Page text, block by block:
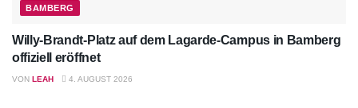
BAMBERG
Willy-Brandt-Platz auf dem Lagarde-Campus in Bamberg
offiziell eröffnet
VON LEAH 4. AUGUST 2026